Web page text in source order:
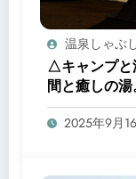
温泉しゃぶ
△キャンプと
間と癒しの
沢市民の森
2025年9月